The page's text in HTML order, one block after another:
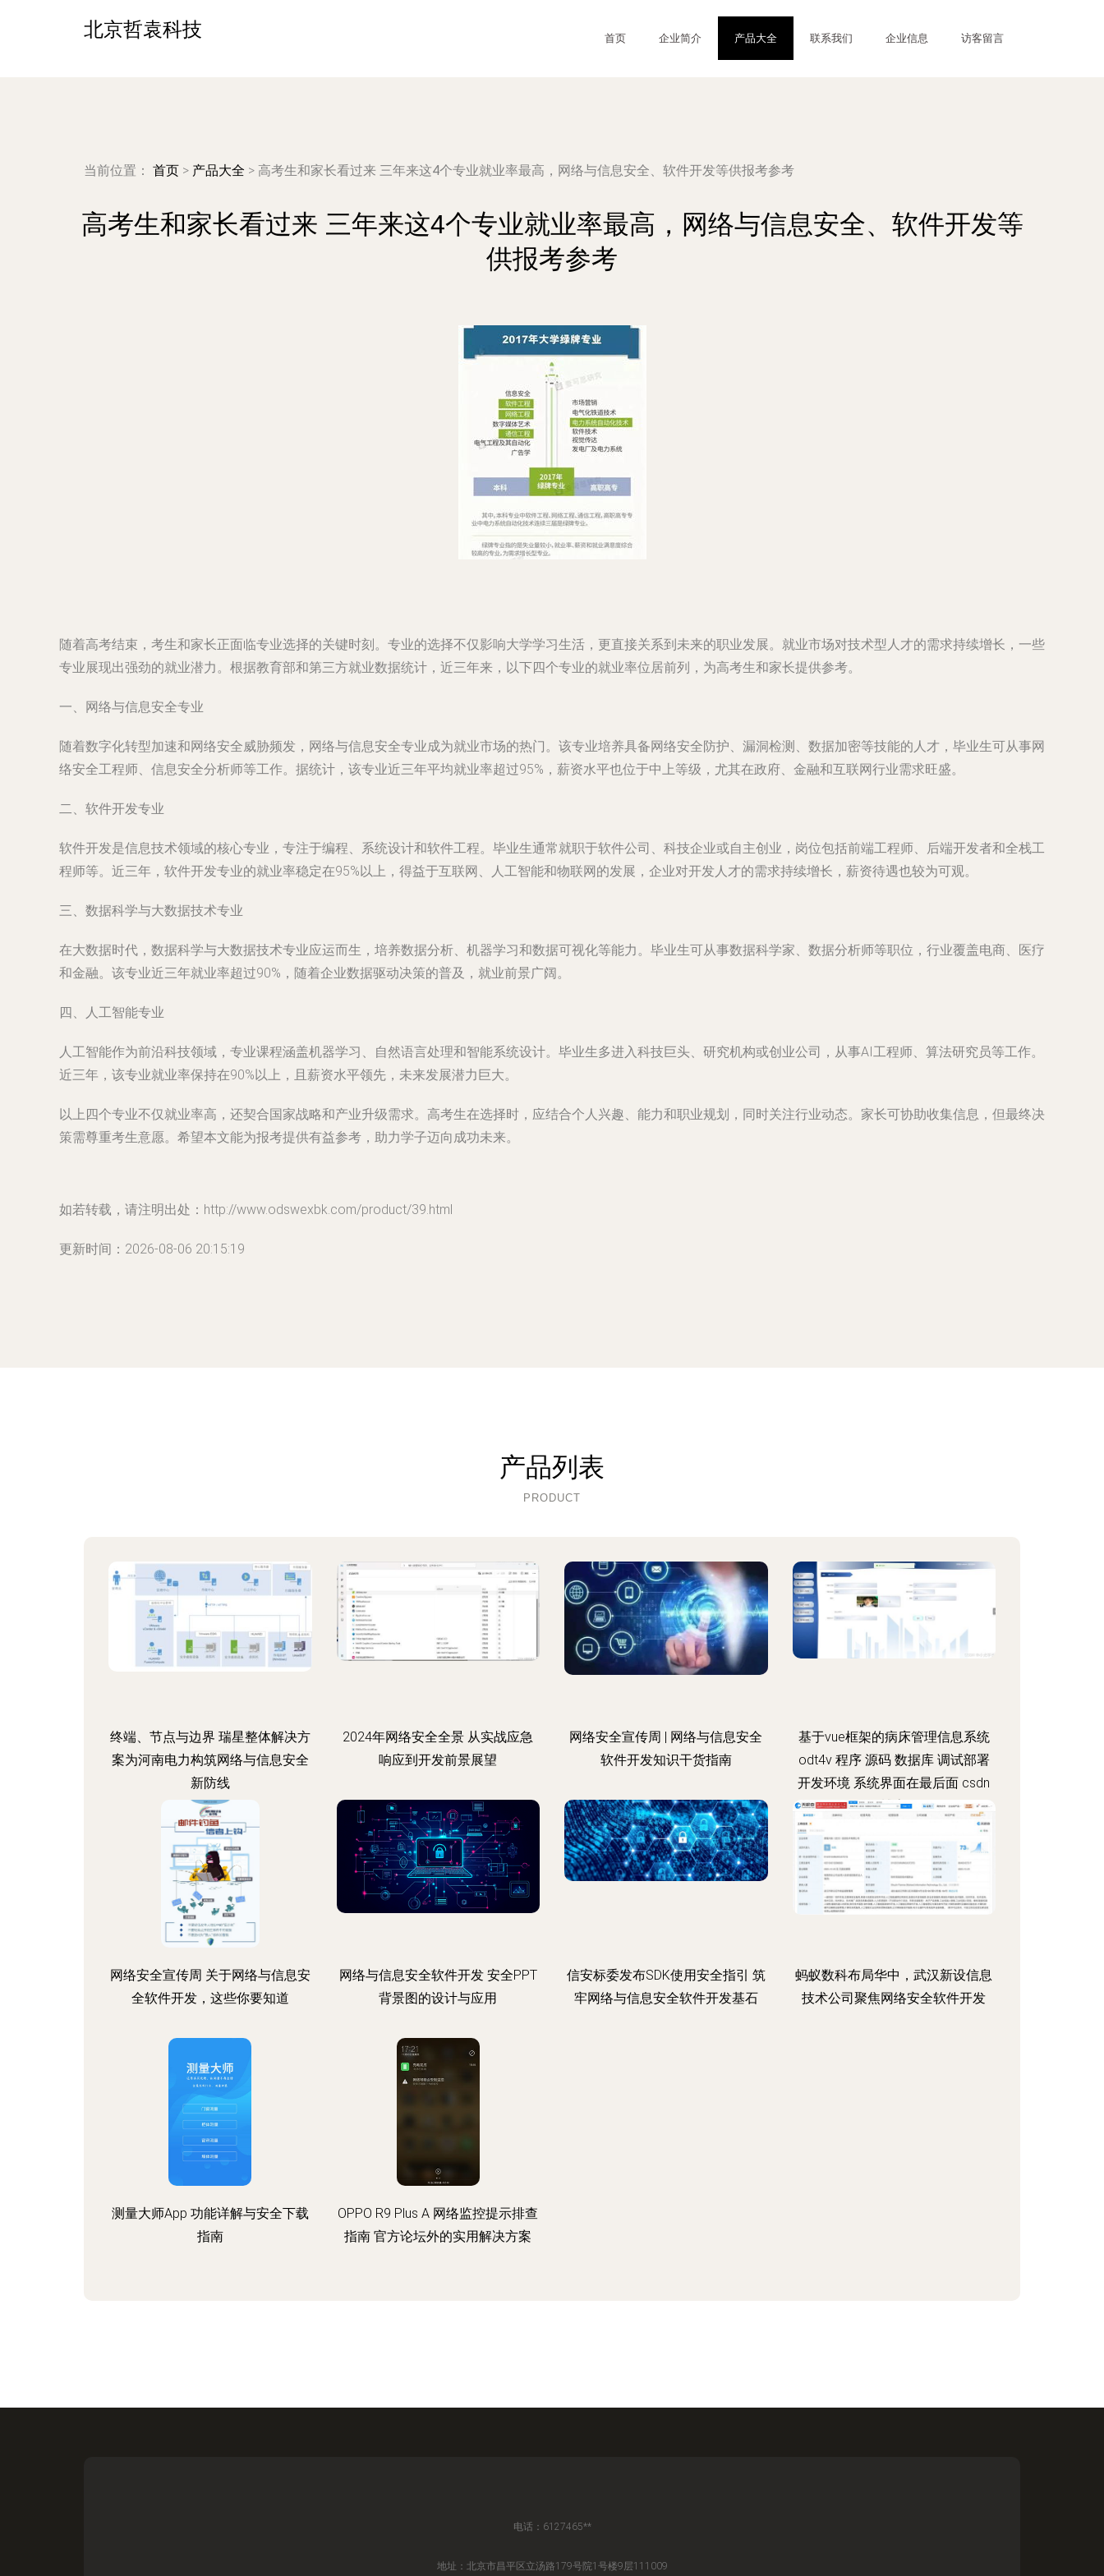
北京哲袁科技 首页 企业简介 产品大全 联系我们 企业信息 访客留言
当前位置： 首页 > 产品大全 > 高考生和家长看过来 三年来这4个专业就业率最高，网络与信息安全、软件开发等供报考参考
高考生和家长看过来 三年来这4个专业就业率最高，网络与信息安全、软件开发等
供报考参考
随着高考结束，考生和家长正面临专业选择的关键时刻。专业的选择不仅影响大学学习生活，更直接关系到未来的职业发展。就业市场对技术型人才的需求持续增长，一些
专业展现出强劲的就业潜力。根据教育部和第三方就业数据统计，近三年来，以下四个专业的就业率位居前列，为高考生和家长提供参考。
一、网络与信息安全专业
随着数字化转型加速和网络安全威胁频发，网络与信息安全专业成为就业市场的热门。该专业培养具备网络安全防护、漏洞检测、数据加密等技能的人才，毕业生可从事网
络安全工程师、信息安全分析师等工作。据统计，该专业近三年平均就业率超过95%，薪资水平也位于中上等级，尤其在政府、金融和互联网行业需求旺盛。
二、软件开发专业
软件开发是信息技术领域的核心专业，专注于编程、系统设计和软件工程。毕业生通常就职于软件公司、科技企业或自主创业，岗位包括前端工程师、后端开发者和全栈工
程师等。近三年，软件开发专业的就业率稳定在95%以上，得益于互联网、人工智能和物联网的发展，企业对开发人才的需求持续增长，薪资待遇也较为可观。
三、数据科学与大数据技术专业
在大数据时代，数据科学与大数据技术专业应运而生，培养数据分析、机器学习和数据可视化等能力。毕业生可从事数据科学家、数据分析师等职位，行业覆盖电商、医疗
和金融。该专业近三年就业率超过90%，随着企业数据驱动决策的普及，就业前景广阔。
四、人工智能专业
人工智能作为前沿科技领域，专业课程涵盖机器学习、自然语言处理和智能系统设计。毕业生多进入科技巨头、研究机构或创业公司，从事AI工程师、算法研究员等工作。
近三年，该专业就业率保持在90%以上，且薪资水平领先，未来发展潜力巨大。
以上四个专业不仅就业率高，还契合国家战略和产业升级需求。高考生在选择时，应结合个人兴趣、能力和职业规划，同时关注行业动态。家长可协助收集信息，但最终决
策需尊重考生意愿。希望本文能为报考提供有益参考，助力学子迈向成功未来。
如若转载，请注明出处：http://www.odswexbk.com/product/39.html
更新时间：2026-08-06 20:15:19
产品列表
PRODUCT
终端、节点与边界 瑞星整体解决方
案为河南电力构筑网络与信息安全
新防线
2024年网络安全全景 从实战应急
响应到开发前景展望
网络安全宣传周 | 网络与信息安全
软件开发知识干货指南
基于vue框架的病床管理信息系统
odt4v 程序 源码 数据库 调试部署
开发环境 系统界面在最后面 csdn
博客
网络安全宣传周 关于网络与信息安
全软件开发，这些你要知道
网络与信息安全软件开发 安全PPT
背景图的设计与应用
信安标委发布SDK使用安全指引 筑
牢网络与信息安全软件开发基石
蚂蚁数科布局华中，武汉新设信息
技术公司聚焦网络安全软件开发
测量大师App 功能详解与安全下载
指南
OPPO R9 Plus A 网络监控提示排查
指南 官方论坛外的实用解决方案
电话：6127465**
地址：北京市昌平区立汤路179号院1号楼9层111009